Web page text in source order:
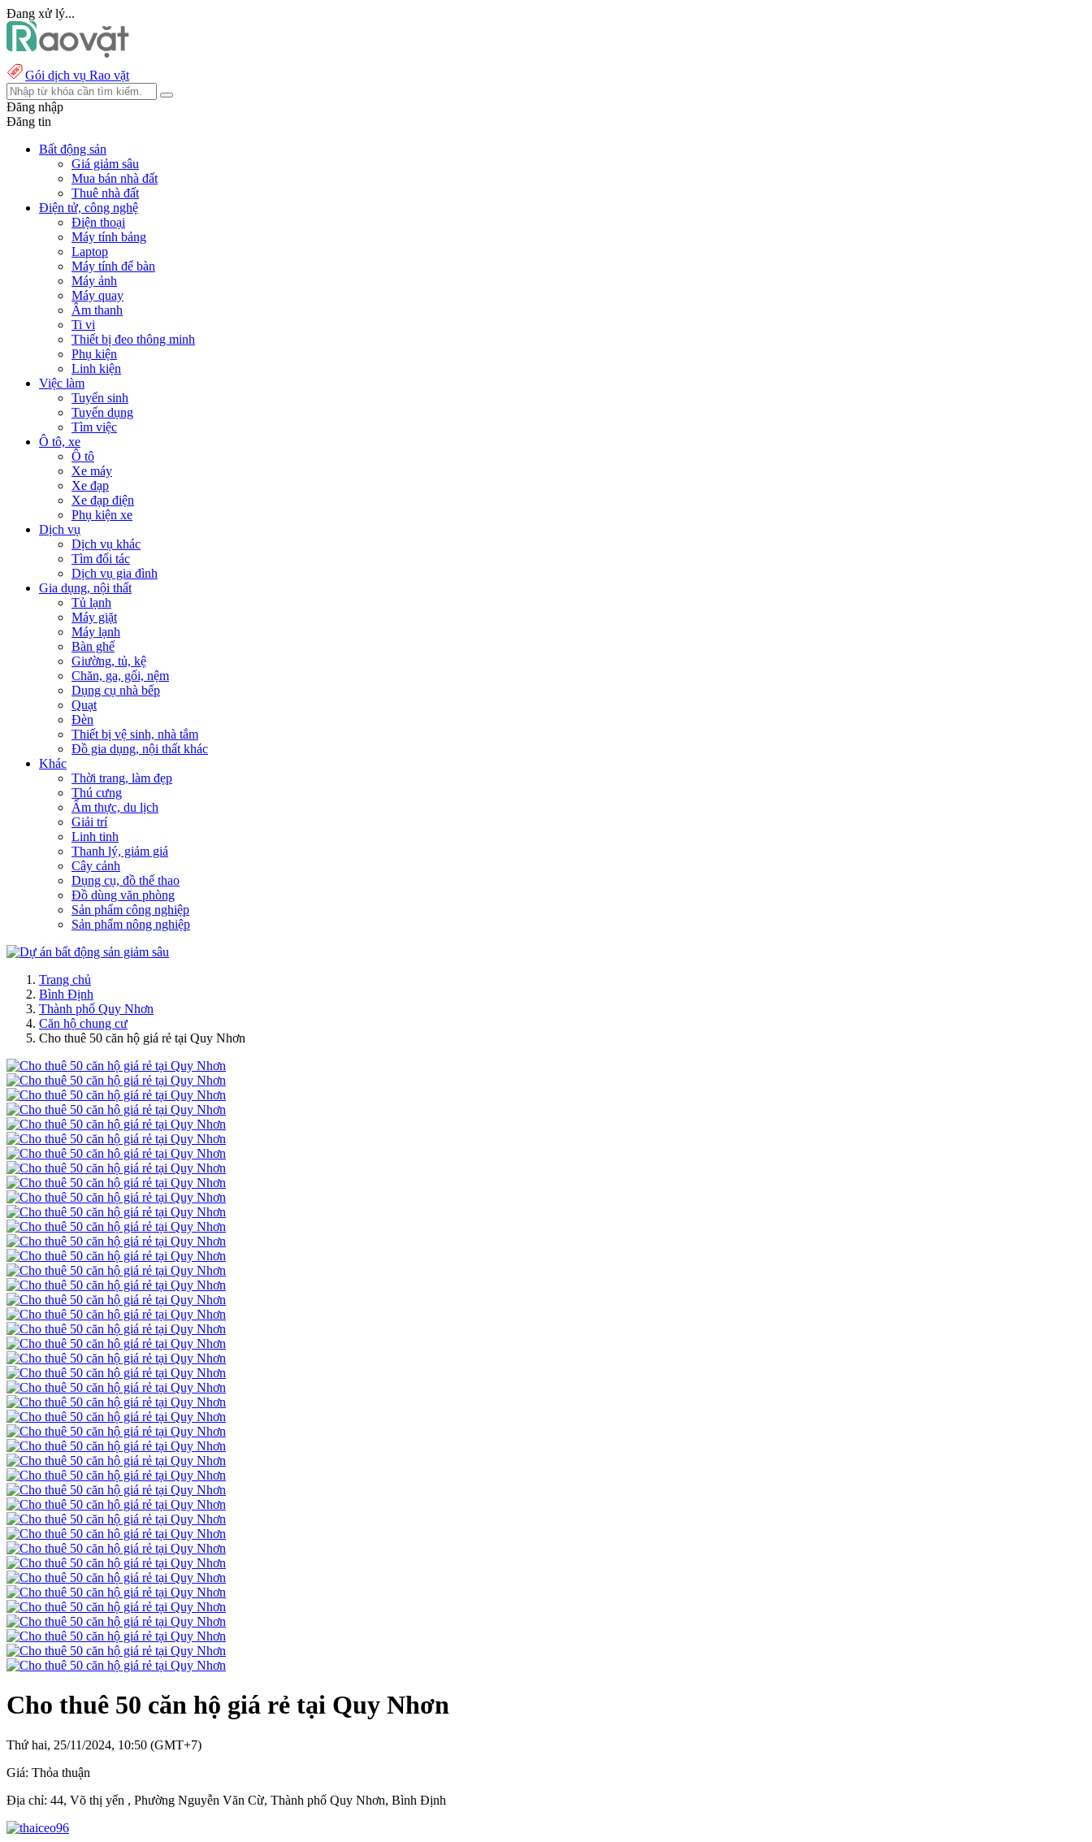
Đang xử lý...
Gói dịch vụ Rao vặt
Đăng nhập
Đăng tin
Bất động sản
Giá giảm sâu
Mua bán nhà đất
Thuê nhà đất
Điện tử, công nghệ
Điện thoại
Máy tính bảng
Laptop
Máy tính để bàn
Máy ảnh
Máy quay
Âm thanh
Ti vi
Thiết bị đeo thông minh
Phụ kiện
Linh kiện
Việc làm
Tuyển sinh
Tuyển dụng
Tìm việc
Ô tô, xe
Ô tô
Xe máy
Xe đạp
Xe đạp điện
Phụ kiện xe
Dịch vụ
Dịch vụ khác
Tìm đối tác
Dịch vụ gia đình
Gia dụng, nội thất
Tủ lạnh
Máy giặt
Máy lạnh
Bàn ghế
Giường, tủ, kệ
Chăn, ga, gối, nệm
Dụng cụ nhà bếp
Quạt
Đèn
Thiết bị vệ sinh, nhà tắm
Đồ gia dụng, nội thất khác
Khác
Thời trang, làm đẹp
Thú cưng
Ẩm thực, du lịch
Giải trí
Linh tinh
Thanh lý, giảm giá
Cây cảnh
Dụng cụ, đồ thể thao
Đồ dùng văn phòng
Sản phẩm công nghiệp
Sản phẩm nông nghiệp
Trang chủ
Bình Định
Thành phố Quy Nhơn
Căn hộ chung cư
Cho thuê 50 căn hộ giá rẻ tại Quy Nhơn
Cho thuê 50 căn hộ giá rẻ tại Quy Nhơn
Thứ hai, 25/11/2024, 10:50 (GMT+7)
Giá: Thỏa thuận
Địa chỉ: 44, Võ thị yến , Phường Nguyễn Văn Cừ, Thành phố Quy Nhơn, Bình Định